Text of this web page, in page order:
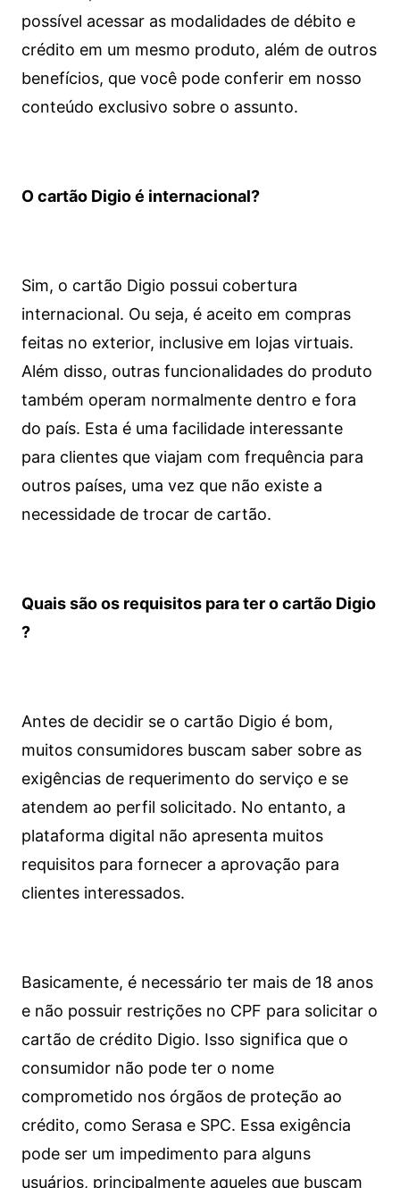
possível acessar as modalidades de débito e
crédito em um mesmo produto, além de outros
benefícios, que você pode conferir em nosso
conteúdo exclusivo sobre o assunto.
O cartão Digio é internacional?
Sim, o cartão Digio possui cobertura
internacional. Ou seja, é aceito em compras
feitas no exterior, inclusive em lojas virtuais.
Além disso, outras funcionalidades do produto
também operam normalmente dentro e fora
do país. Esta é uma facilidade interessante
para clientes que viajam com frequência para
outros países, uma vez que não existe a
necessidade de trocar de cartão.
Quais são os requisitos para ter o cartão Digio
?
Antes de decidir se o cartão Digio é bom,
muitos consumidores buscam saber sobre as
exigências de requerimento do serviço e se
atendem ao perfil solicitado. No entanto, a
plataforma digital não apresenta muitos
requisitos para fornecer a aprovação para
clientes interessados.
Basicamente, é necessário ter mais de 18 anos
e não possuir restrições no CPF para solicitar o
cartão de crédito Digio. Isso significa que o
consumidor não pode ter o nome
comprometido nos órgãos de proteção ao
crédito, como Serasa e SPC. Essa exigência
pode ser um impedimento para alguns
usuários, principalmente aqueles que buscam